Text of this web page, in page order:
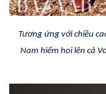
Tương ứng với chiều
Nam hiếm hoi lên cả